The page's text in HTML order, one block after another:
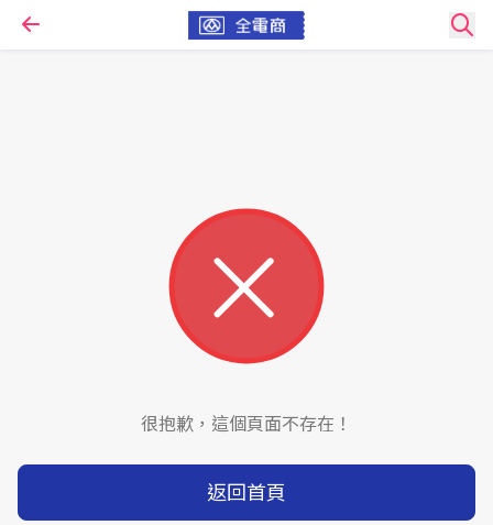
很抱歉，這個頁面不存在！
返回首頁